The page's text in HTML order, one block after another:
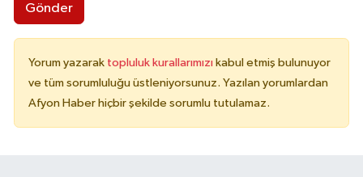
Gönder
Yorum yazarak topluluk kurallarımızı kabul etmiş bulunuyor
ve tüm sorumluluğu üstleniyorsunuz. Yazılan yorumlardan
Afyon Haber hiçbir şekilde sorumlu tutulamaz.